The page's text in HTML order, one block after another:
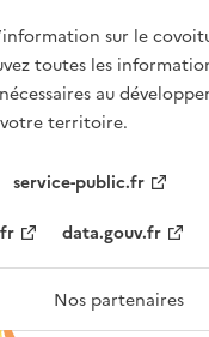
sur le
toutes les
au
territoire.
service-public.fr
data.gouv.fr
Nos partenaires